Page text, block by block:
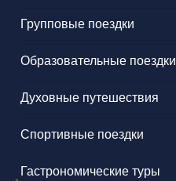
Групповые поездки
Образовательные поездки
Духовные путешествия
Спортивные поездки
Гастрономические туры